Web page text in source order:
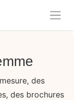
des
des brochures